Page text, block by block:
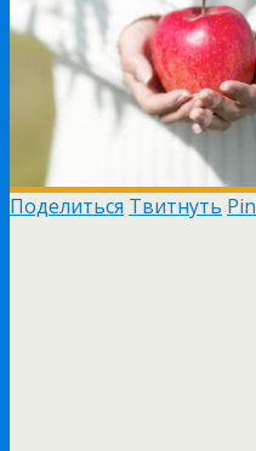
Поделиться Твитнуть Pin